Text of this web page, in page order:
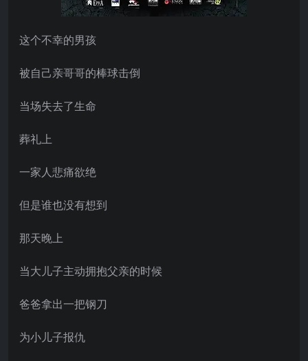
这个不幸的男孩
被自己亲哥哥的棒球击倒
当场失去了生命
葬礼上
一家人悲痛欲绝
但是谁也没有想到
那天晚上
当大儿子主动拥抱父亲的时候
爸爸拿出一把钢刀
为小儿子报仇